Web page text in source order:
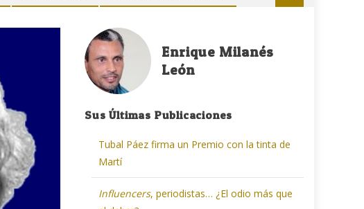
Enrique Milanés
León
Sus Últimas Publicaciones
Tubal Páez firma un Premio con la tinta de
Martí
Influencers, periodistas… ¿El odio más que